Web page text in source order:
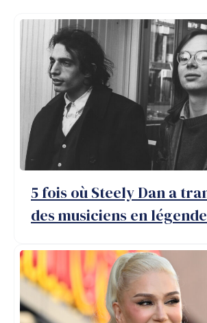
5 fois où Steely Dan a
des musiciens en